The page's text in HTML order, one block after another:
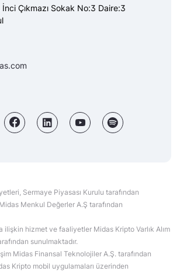
Çıkmazı Sokak No:3 Daire:3
Sermaye Piyasası Kurulu tarafından
Menkul Değerler A.Ş tarafından
ilişkin hizmet ve faaliyetler Midas Kripto Varlık Alım
sunulmaktadır.
Midas Finansal Teknolojiler A.Ş. tarafından
Kripto mobil uygulamaları üzerinden